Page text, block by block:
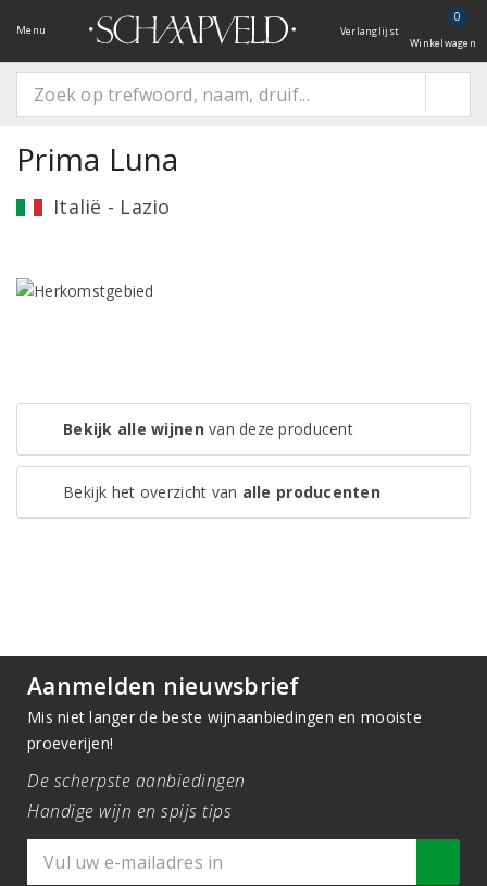
Menu Verlanglijst
0
Winkelwagen
Prima Luna
Italië - Lazio
Bekijk alle wijnenvan deze producent
Bekijk het overzicht van alle producenten
Aanmelden nieuwsbrief
Mis niet langer de beste wijnaanbiedingen en mooiste
proeverijen!
De scherpste aanbiedingen
Handige wijn en spijs tips